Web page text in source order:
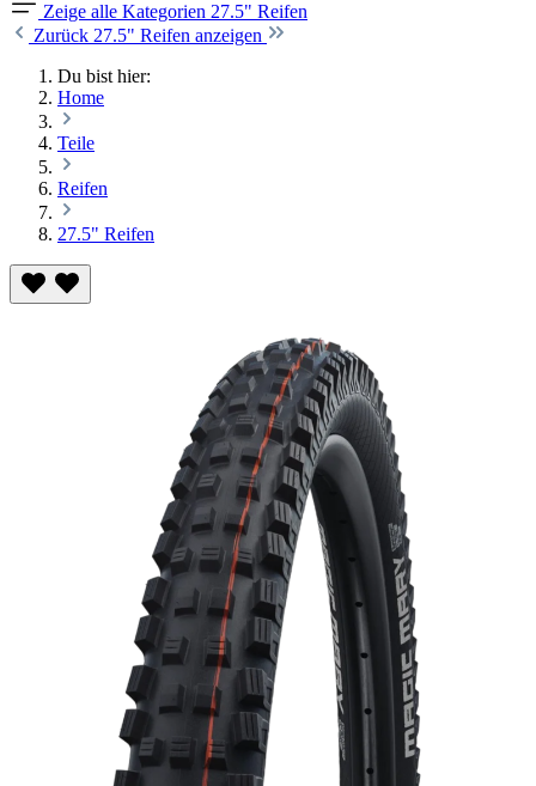
Zeige alle Kategorien 27.5" Reifen
Zurück 27.5" Reifen anzeigen
Du bist hier:
Home
Teile
Reifen
27.5" Reifen